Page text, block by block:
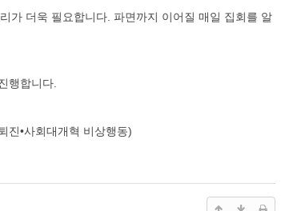
가 더욱 필요합니다. 파면까지 이어질 매일 집회를 알
행합니다.
진•사회대개혁 비상행동)